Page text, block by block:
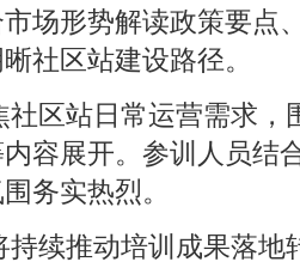
场形势解读政策要点
社区站建设路径。
社区站日常运营需求，
容展开。参训人员结
务实热烈。
持续推动培训成果落地